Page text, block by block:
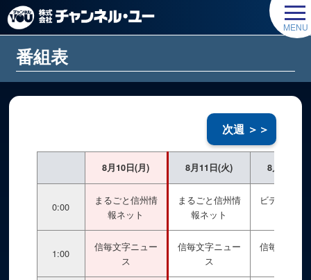
番組表
次週 ＞＞
8月10日(月) 8月11日(火) 8月12日(
0:00
まるごと信州情
報ネット
まるごと信州情
報ネット
ビデオライ
1:00
信毎文字ニュー
ス
信毎文字ニュー
ス
信毎文字ニ